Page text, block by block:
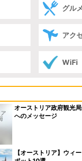
グルメ
アク
WiFi
オーストリア政府観光
へのメッセージ
【オーストリア】ウィ